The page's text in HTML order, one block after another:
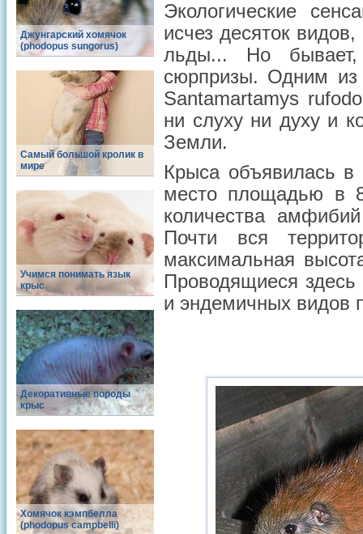
Джунгарский хомячок
(phodopus sungorus)
Самый большой кролик в
мире
Учимся понимать язык
крыс
Декоративные породы
крыс
Хомячок кэмпбелла
(phodopus campbelli)
Экологические
исчез десяток
льды... Но бывает,
сюрпризы. Одним из
Santamartamys
ни слуху ни духу и
Земли.
Крыса объявилась
место площадью в
количества
Почти вся
максимальная
Проводящиеся здесь
и эндемичных видов